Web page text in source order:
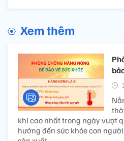
Xem thêm
khí cao nhất trong ngày vượt
hưởng đến sức khỏe con